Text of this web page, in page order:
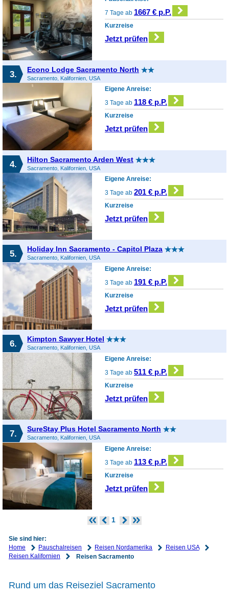
7 Tage ab 1667 € p.P.
Kurzreise
Jetzt prüfen
3. Econo Lodge Sacramento North
Sacramento, Kalifornien, USA
Eigene Anreise:
3 Tage ab 118 € p.P.
Kurzreise
Jetzt prüfen
4. Hilton Sacramento Arden West
Sacramento, Kalifornien, USA
Eigene Anreise:
3 Tage ab201 € p.P.
Kurzreise
Jetzt prüfen
5. Holiday Inn Sacramento - Capitol Plaza
Sacramento, Kalifornien, USA
Eigene Anreise:
3 Tage ab 191 € p.P.
Kurzreise
Jetzt prüfen
6. Kimpton Sawyer Hotel
Sacramento, Kalifornien, USA
Eigene Anreise:
3 Tage ab511 € p.P.
Kurzreise
Jetzt prüfen
7. SureStay Plus Hotel Sacramento North
Sacramento, Kalifornien, USA
Eigene Anreise:
3 Tage ab 113 € p.P.
Kurzreise
Jetzt prüfen
1
Sie sind hier:
Home
Pauschalreisen Reisen Nordamerika
Reisen USA
Reisen Kalifornien
Reisen Sacramento
Rund um das Reiseziel Sacramento